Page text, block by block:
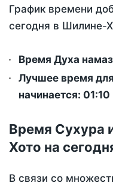
График времени
сегодня в Шилине-
Время Духа
Лучшее время
начинается: 01:10
Время Сухура
Хото на
В связи со